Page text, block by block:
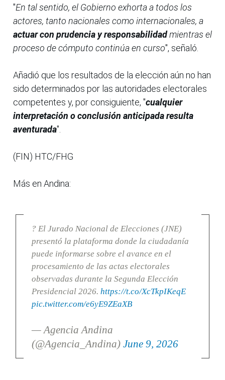
"En tal sentido, el Gobierno exhorta a todos los
actores, tanto nacionales como internacionales, a
actuar con prudencia y responsabilidadmientras el
proceso de cómputo continúa en curso", señaló.
Añadió que los resultados de la elección aún no han
sido determinados por las autoridades electorales
competentes y, por consiguiente, "cualquier
interpretación o conclusión anticipada resulta
aventurada".
(FIN) HTC/FHG
Más en Andina:
? El Jurado Nacional de Elecciones (JNE)
presentó la plataforma donde la ciudadanía
puede informarse sobre el avance en el
procesamiento de las actas electorales
observadas durante la Segunda Elección
Presidencial 2026. https://t.co/XcTkpIKeqE
pic.twitter.com/e6yE9ZEaXB
— Agencia Andina
(@Agencia_Andina) June 9, 2026